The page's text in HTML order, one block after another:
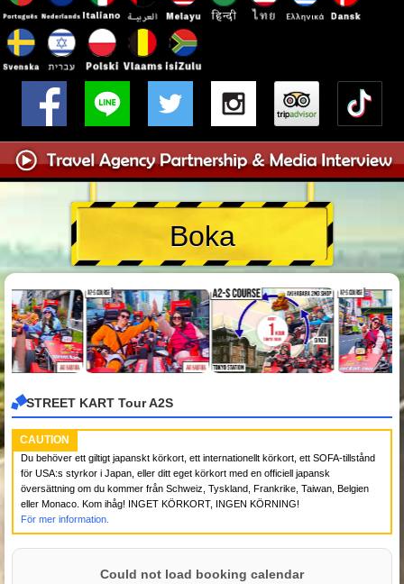
Boka
STREET KART Tour A2S
CAUTION
Du behöver ett giltigt japanskt körkort, ett internationellt körkort, ett SOFA-tillstånd
för USA:s styrkor i Japan, eller ditt eget körkort med en officiell japansk
översättning om du kommer från Schweiz, Tyskland, Frankrike, Taiwan, Belgien
eller Monaco. Kom ihåg! INGET KÖRKORT, INGEN KÖRNING!
För mer information.
Could not load booking calendar